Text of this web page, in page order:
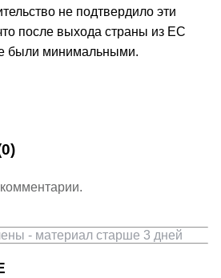
не подтвердило эти
после выхода страны из ЕС
были минимальными.
- материал старше 3 дней